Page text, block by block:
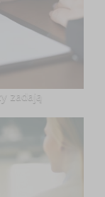
zadają